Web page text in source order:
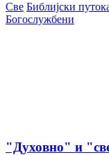
Све Библијски
Богослужбени
"Духовно" и